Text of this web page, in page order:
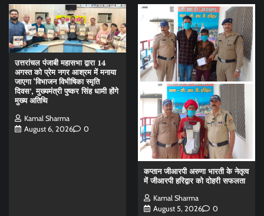
उत्तरांचल पंजाबी महासभा द्वारा 14
अगस्त को प्रेम नगर आश्रम में मनाया
जाएगा ‘विभाजन विभीषिका स्मृति
दिवस’, मुख्यमंत्री पुष्कर सिंह धामी होंगे
मुख्य अतिथि
Kamal Sharma
August 6, 2026
0
कप्तान जीआरपी अरुणा भारती के नेतृत्व
में जीआरपी हरिद्वार को दोहरी सफलता
Kamal Sharma
August 5, 2026
0